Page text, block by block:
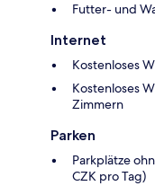
Futter- und
Internet
Kostenloses
Kostenloses
Zimmern
Parken
Parkplätze
CZK pro Tag)